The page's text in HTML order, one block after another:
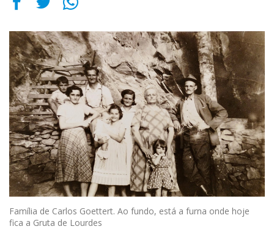
Família de Carlos Goettert. Ao fundo, está a furna onde hoje
fica a Gruta de Lourdes